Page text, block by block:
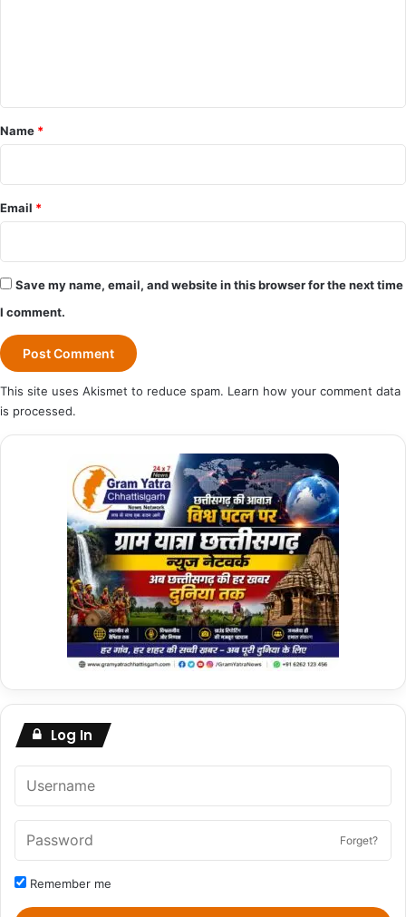
*
Name *
Email *
Save my name, email, and website in this browser for the next time
I comment.
This site uses Akismet to reduce spam. Learn how your comment data
is processed.
Log In
Forget?
Remember me